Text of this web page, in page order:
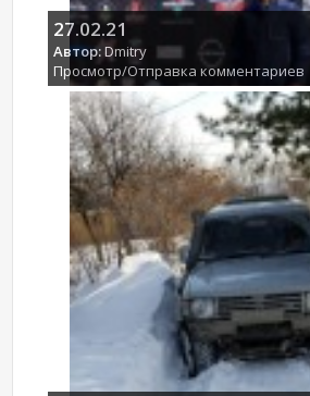
27.02.21
Автор:Dmitry
Просмотр/Отправка комментариев